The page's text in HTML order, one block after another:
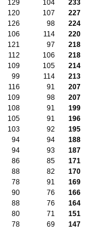
129 104 233
120 107 227
126 98 224
106 114 220
121 97 218
112 106 218
109 105 214
99 114 213
116 91 207
109 98 207
108 91 199
105 91 196
103 92 195
94 94 188
94 93 187
86 85 171
88 82 170
78 91 169
90 76 166
88 76 164
80 71 151
78 69 147